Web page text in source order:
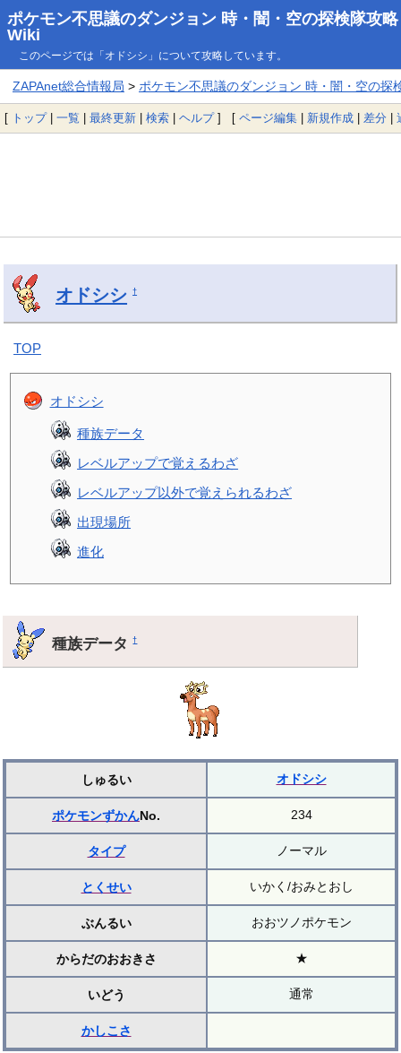
ポケモン不思議のダンジョン 時・闇・空の探検隊攻略
Wiki
このページでは「オドシシ」について攻略しています。
ZAPAnet総合情報局 > ポケモン不思議のダンジョン 時・闇・空の探
[ トップ| 一覧 | 最終更新 | 検索 | ヘルプ] [ ページ編集 | 新規作成 | 差分 |
オドシシ †
TOP
オドシシ
種族データ
レベルアップで覚えるわざ
レベルアップ以外で覚えられるわざ
出現場所
進化
種族データ†
しゅるい オドシシ
ポケモンずかんNo. 234
タイプ ノーマル
とくせい いかく/おみとおし
ぶんるい おおツノポケモン
からだのおおきさ ★
いどう 通常
かしこさ